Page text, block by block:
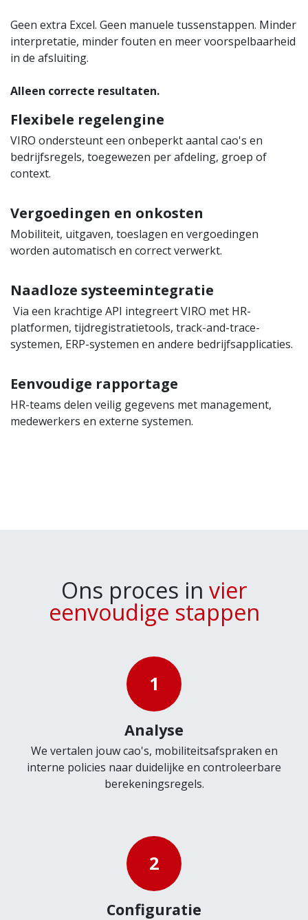
Geen extra Excel. Geen manuele tussenstappen. Minder
interpretatie, minder fouten en meer voorspelbaarheid
in de afsluiting.
Alleen correcte resultaten.
Flexibele regelengine
VIRO ondersteunt een onbeperkt aantal cao's en
bedrijfsregels, toegewezen per afdeling, groep of
context.
Vergoedingen en onkosten
Mobiliteit, uitgaven, toeslagen en vergoedingen
worden automatisch en correct verwerkt.
Naadloze systeemintegratie
Via een krachtige API integreert VIRO met HR-
platformen, tijdregistratietools, track-and-trace-
systemen, ERP-systemen en andere bedrijfsapplicaties.
Eenvoudige rapportage
HR-teams delen veilig gegevens met management,
medewerkers en externe systemen.
Ons proces in vier
eenvoudige stappen
1
Analyse
We vertalen jouw cao's, mobiliteitsafspraken en
interne policies naar duidelijke en controleerbare
berekeningsregels.
2
Configuratie